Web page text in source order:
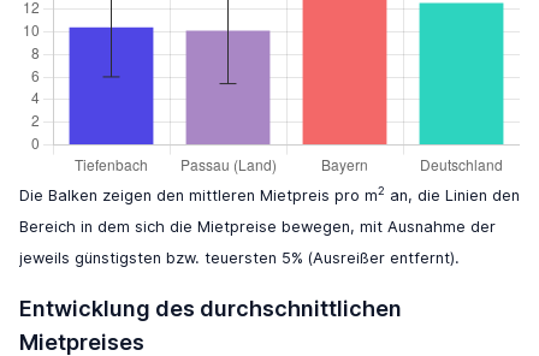
Die Balken zeigen den mittleren Mietpreis pro m2 an, die Linien den
Bereich in dem sich die Mietpreise bewegen, mit Ausnahme der
jeweils günstigsten bzw. teuersten 5% (Ausreißer entfernt).
Entwicklung des durchschnittlichen
Mietpreises